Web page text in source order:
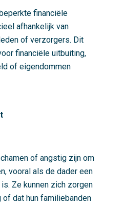
financiële
afhankelijk van
of verzorgers. Dit
financiële uitbuiting,
of eigendommen
of angstig zijn om
vooral als de dader een
Ze kunnen zich zorgen
dat hun familiebanden